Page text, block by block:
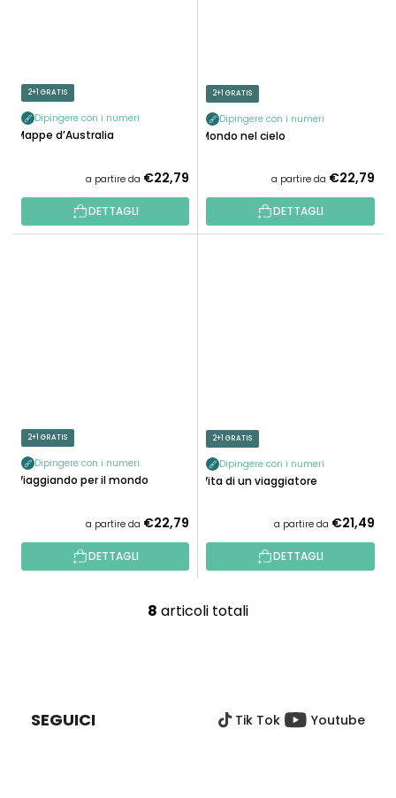
2+1 GRATIS
Dipingere con i numeri
Mappe d’Australia
a partire da €22,79
DETTAGLI
2+1 GRATIS
Dipingere con i numeri
Mondo nel cielo
a partire da €22,79
DETTAGLI
2+1 GRATIS
Dipingere con i numeri
Viaggiando per il mondo
a partire da €22,79
DETTAGLI
2+1 GRATIS
Dipingere con i numeri
Vita di un viaggiatore
a partire da €21,49
DETTAGLI
C
8 articoli totali
SEGUICI Tik Tok Youtube